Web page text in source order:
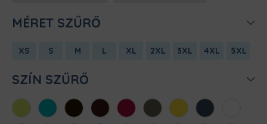
MÉRET SZŰRŐ
XS S M L XL 2XL 3XL 4XL 5XL
SZÍN SZŰRŐ
AlmazöldAtollkékBarnaBordóChili Cink Citromsárga
Denim